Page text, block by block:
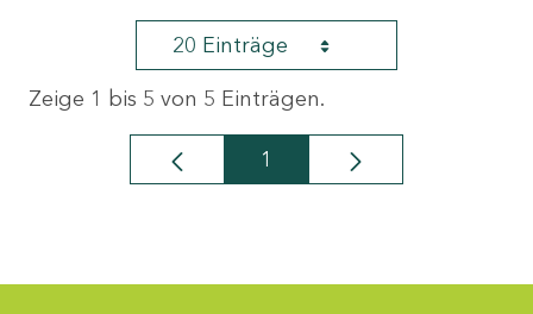
20 Einträge
Zeige 1 bis 5 von 5 Einträgen.
Seite
1